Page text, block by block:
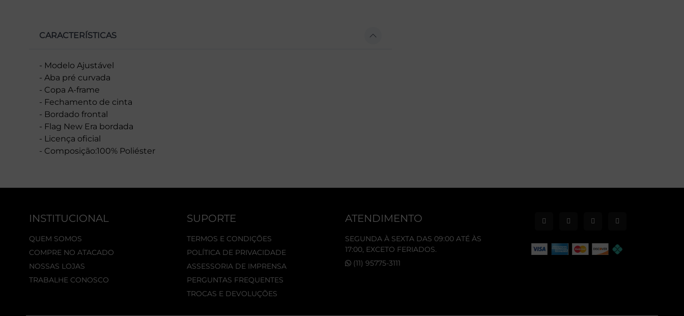
CARACTERÍSTICAS
- Modelo Ajustável
- Aba pré curvada
- Copa A-frame
- Fechamento de cinta
- Bordado frontal
- Flag New Era bordada
- Licença oficial
- Composição:100% Poliéster
INSTITUCIONAL
QUEM SOMOS
COMPRE NO ATACADO
NOSSAS LOJAS
TRABALHE CONOSCO
SUPORTE
TERMOS E CONDIÇÕES
POLÍTICA DE PRIVACIDADE
ASSESSORIA DE IMPRENSA
PERGUNTAS FREQUENTES
TROCAS E DEVOLUÇÕES
ATENDIMENTO
SEGUNDA À SEXTA DAS 09:00 ATÉ ÀS
17:00, EXCETO FERIADOS.
(11) 95775-3111